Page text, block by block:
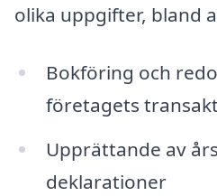
olika uppgifter, bland
Bokföring och
företagets
Upprättande av
deklarationer